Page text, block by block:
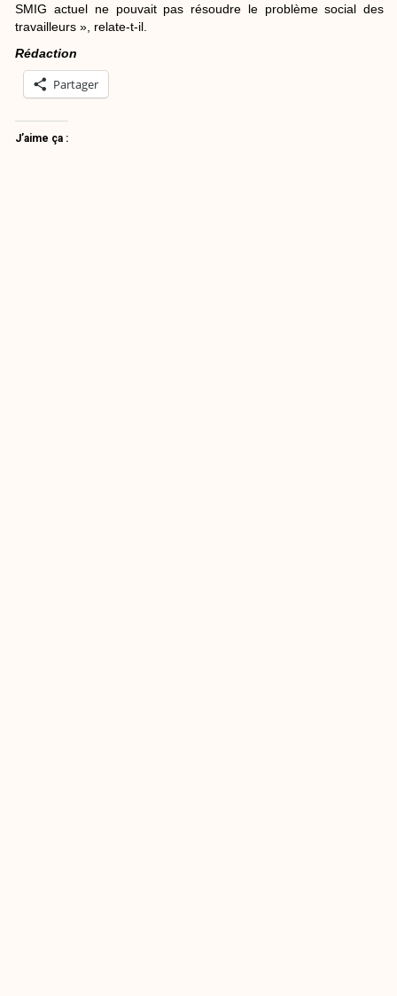
SMIG actuel ne pouvait pas résoudre le problème social des
travailleurs », relate-t-il.
Rédaction
Partager
J’aime ça :